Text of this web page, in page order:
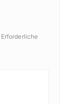
Erforderliche